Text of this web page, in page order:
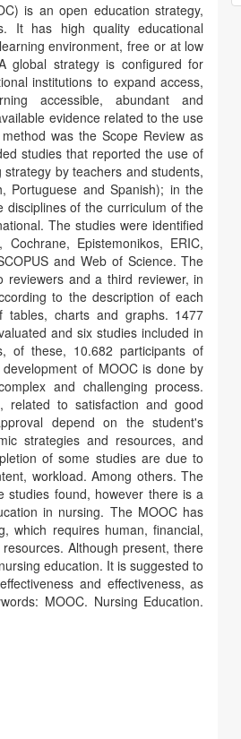
is an open education strategy,
It has high quality educational
environment, free or at low
global strategy is configured for
institutions to expand access,
accessible, abundant and
evidence related to the use
was the Scope Review as
studies that reported the use of
by teachers and students,
Portuguese and Spanish); in the
of the curriculum of the
The studies were identified
Epistemonikos, ERIC,
and Web of Science. The
and a third reviewer, in
to the description of each
charts and graphs. 1477
and six studies included in
of these, 10.682 participants of
of MOOC is done by
and challenging process.
related to satisfaction and good
depend on the student's
strategies and resources, and
of some studies are due to
workload. Among others. The
studies found, however there is a
in nursing. The MOOC has
which requires human, financial,
Although present, there
education. It is suggested to
and effectiveness, as
MOOC. Nursing Education.